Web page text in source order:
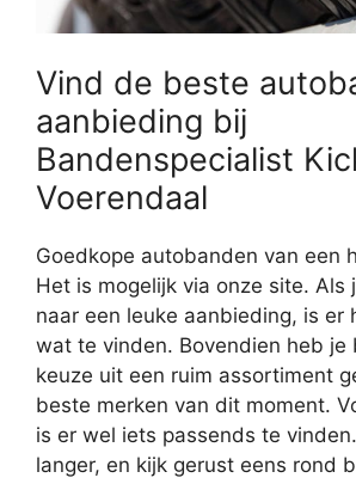
Vind de beste
aanbieding bij
Bandenspecialist
Voerendaal
Goedkope autobanden van een
Het is mogelijk via onze site. Als
naar een leuke aanbieding, is er
wat te vinden. Bovendien heb je
keuze uit een ruim assortiment
beste merken van dit moment.
is er wel iets passends te
langer, en kijk gerust eens rond